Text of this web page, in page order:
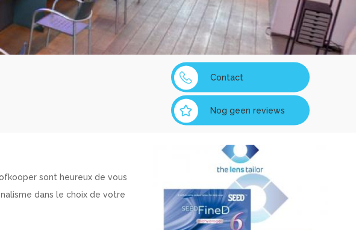
Contact
Nog geen reviews
sont heureux de vous
dans le choix de votre